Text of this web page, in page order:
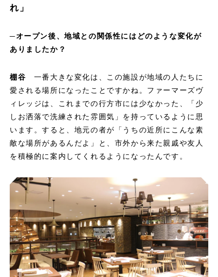
れ」
─オープン後、地域との関係性にはどのような変化が
ありましたか？
棚谷
一番大きな変化は、この施設が地域の人たちに
愛される場所になったことですかね。ファーマーズヴ
ィレッジは、これまでの行方市には少なかった、「少
しお洒落で洗練された雰囲気」を持っているように思
います。すると、地元の者が「うちの近所にこんな素
敵な場所があるんだよ」と、市外から来た親戚や友人
を積極的に案内してくれるようになったんです。